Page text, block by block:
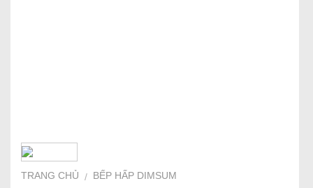
TRANG CHỦ / BẾP HẤP DIMSUM